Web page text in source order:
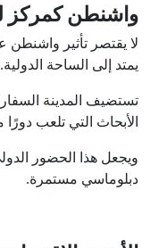
واشنطن كمركز
لا يقتصر تأثير واشنطن
يمتد إلى الساحة الدولية.
تستضيف المدينة
الأبحاث التي تلعب
ويجعل هذا الحضور
دبلوماسي مستمرة.